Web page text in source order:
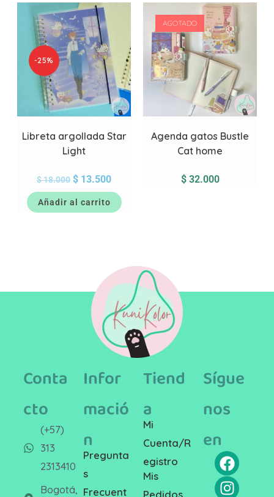
-25%
Libreta argollada Star
Light
$18.000 $ 13.500
Añadir al carrito
AGOTADO
Agenda gatos Bustle
Cat home
$32.000
Conta
cto
(+57)
313
2313410
Bogotá,
Infor
mació
n
Pregunta
s
Frecuent
Tiend
a
Mi
Cuenta/R
egistro
Mis
Sígue
nos
en